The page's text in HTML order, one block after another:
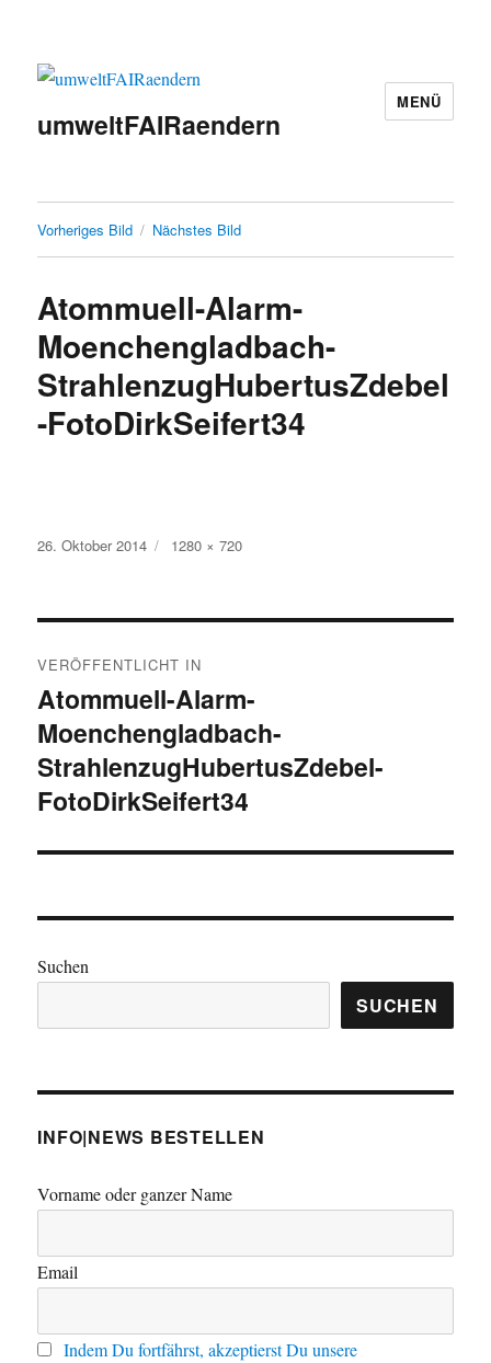
umweltFAIRaendern
MENÜ
Vorheriges Bild Nächstes Bild
Atommuell-Alarm-
Moenchengladbach-
StrahlenzugHubertusZdebel
-FotoDirkSeifert34
Veröffentlicht
26. Oktober 2014 Originalgröße
1280 × 720
VERÖFFENTLICHT IN
Atommuell-Alarm-
Moenchengladbach-
StrahlenzugHubertusZdebel-
FotoDirkSeifert34
Suchen
SUCHEN
INFO|NEWS BESTELLEN
Vorname oder ganzer Name
Email
Indem Du fortfährst, akzeptierst Du unsere